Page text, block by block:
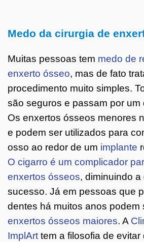
Medo da cirurgia de
Muitas pessoas tem medo de
enxerto ósseo, mas de fato
procedimento muito simples.
são seguros e passam por um
Os enxertos ósseos menores
e podem ser utilizados para
osso ao redor de um implante
O cigarro é um complicador
enxertos ósseos, diminuindo
sucesso. Já em pessoas que
dentes há muitos anos podem
enxertos ósseos maiores. A
ImplArt tem a filosofia de evitar